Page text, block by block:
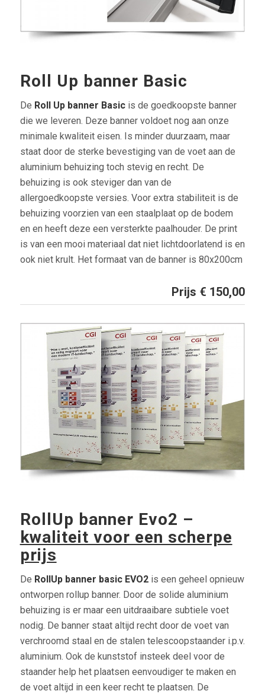
Roll Up banner Basic
De Roll Up banner Basic is de goedkoopste banner
die we leveren. Deze banner voldoet nog aan onze
minimale kwaliteit eisen. Is minder duurzaam, maar
staat door de sterke bevestiging van de voet aan de
aluminium behuizing toch stevig en recht. De
behuizing is ook steviger dan van de
allergoedkoopste versies. Voor extra stabiliteit is de
behuizing voorzien van een staalplaat op de bodem
en en heeft deze een versterkte paalhouder. De print
is van een mooi materiaal dat niet lichtdoorlatend is en
ook niet krult. Het formaat van de banner is 80x200cm
Prijs € 150,00
RollUp banner Evo2 –
kwaliteit voor een scherpe
prijs
De RollUp banner basic EVO2is een geheel opnieuw
ontworpen rollup banner. Door de solide aluminium
behuizing is er maar een uitdraaibare subtiele voet
nodig. De banner staat altijd recht door de voet van
verchroomd staal en de stalen telescoopstaander i.p.v.
aluminium. Ook de kunststof insteek deel voor de
staander help het plaatsen eenvoudiger te maken en
de voet altijd in een keer recht te plaatsen. De